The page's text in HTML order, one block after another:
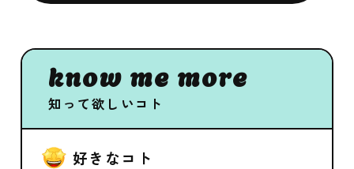
know me more
知って欲しいコト
好きなコト